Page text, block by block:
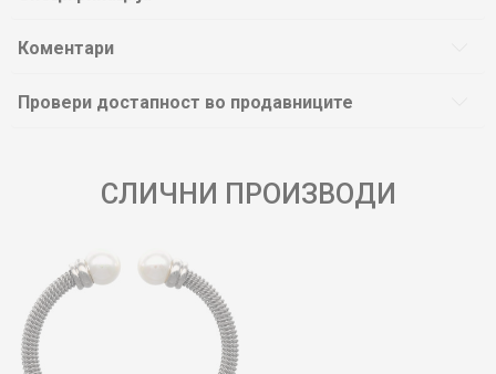
Коментари
Провери достапност во продавниците
СЛИЧНИ ПРОИЗВОДИ